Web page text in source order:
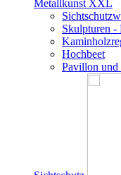
Metallkunst XXL
Skulpturen -
Hochbeet
Pavillon